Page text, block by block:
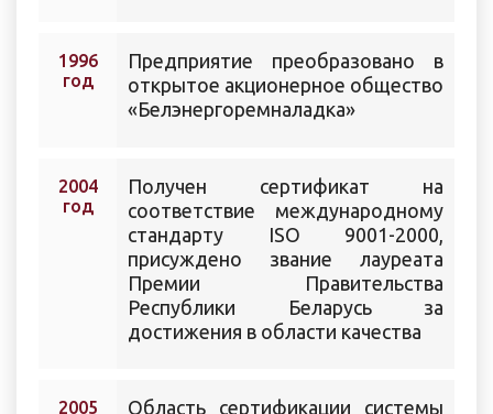
1996
год
Предприятие преобразовано в
открытое акционерное общество
«Белэнергоремналадка»
2004
год
Получен сертификат на
соответствие международному
стандарту ISO 9001-2000,
присуждено звание лауреата
Премии Правительства
Республики Беларусь за
достижения в области качества
2005
Область сертификации системы